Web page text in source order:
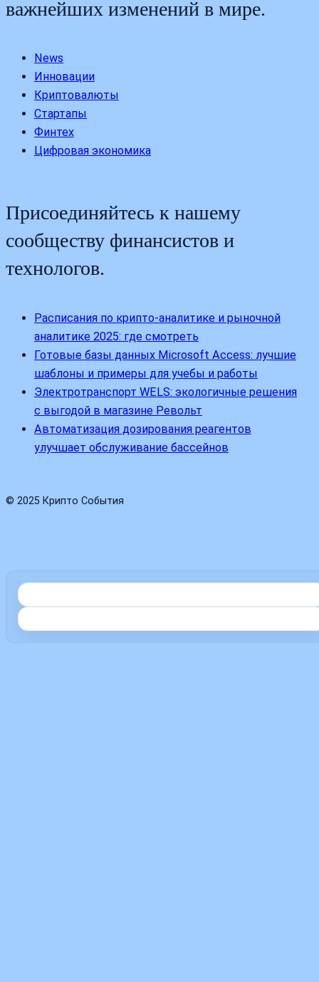
важнейших изменений в мире.
News
Инновации
Криптовалюты
Стартапы
Финтех
Цифровая экономика
Присоединяйтесь к нашему
сообществу финансистов и
технологов.
Расписания по крипто-аналитике и рыночной
аналитике 2025: где смотреть
Готовые базы данных Microsoft Access: лучшие
шаблоны и примеры для учебы и работы
Электротранспорт WELS: экологичные решения
с выгодой в магазине Револьт
Автоматизация дозирования реагентов
улучшает обслуживание бассейнов
© 2025 Крипто События